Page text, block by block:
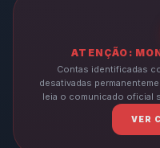
ATENÇÃO:
Contas identificadas
desativadas
leia o comunicado oficial
VER